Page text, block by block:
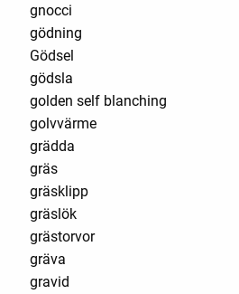
gnocci
gödning
Gödsel
gödsla
golden self blanching
golvvärme
grädda
gräs
gräsklipp
gräslök
grästorvor
gräva
gravid